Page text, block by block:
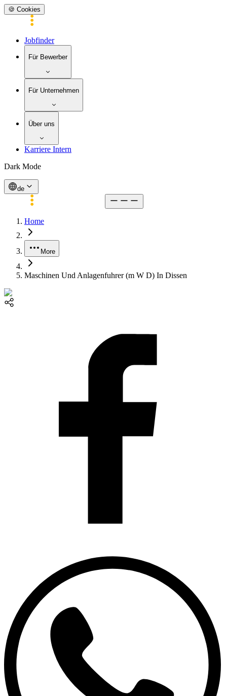
🍪 Cookies
Jobfinder
Für Bewerber
Für Unternehmen
Über uns
Karriere Intern
Dark Mode
de
Home
More
Maschinen Und Anlagenfuhrer (m W D) In Dissen